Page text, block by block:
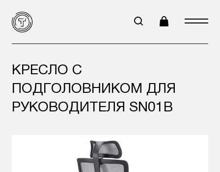
КРЕСЛО С
ПОДГОЛОВНИКОМ ДЛЯ
РУКОВОДИТЕЛЯ SN01B